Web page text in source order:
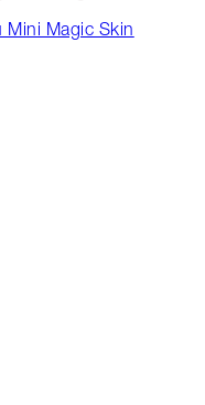
Mini Magic Skin